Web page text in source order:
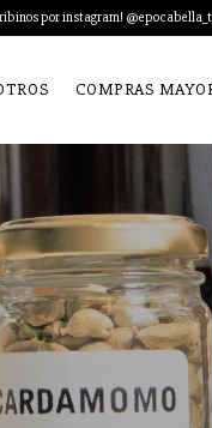
por instagram!
COMPRAS